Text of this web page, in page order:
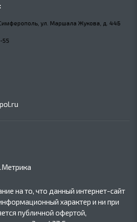
ул. Маршала Жукова, д. 44Б
55
на то, что данный интернет-сайт
характер и ни при
публичной офертой,